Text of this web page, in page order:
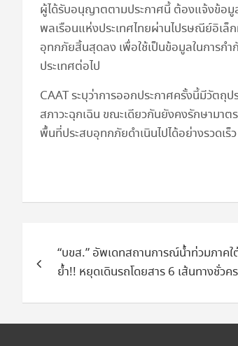
ผู้ได้รับอนุญาตตามประกาศนี้ ต้องแจ้งข้อมู
พลเรือนแห่งประเทศไทยผ่านไปรษณีย์อิเล็
อุทกภัยสิ้นสุดลง เพื่อใช้เป็นข้อมูลในการก
ประเทศต่อไป
CAAT ระบุว่าการออกประกาศครั้งนี้มีวัต
สภาวะฉุกเฉิน ขณะเดียวกันยังคงรักษามาต
พื้นที่ประสบอุทกภัยดำเนินไปได้อย่างรวดเ
เรื่อง“บขส.” อัพเดทสถานการณ์น้ำท่วมภาค
ย้ำ!! หยุดเดินรถโดยสาร 6 เส้นทางชั่วค